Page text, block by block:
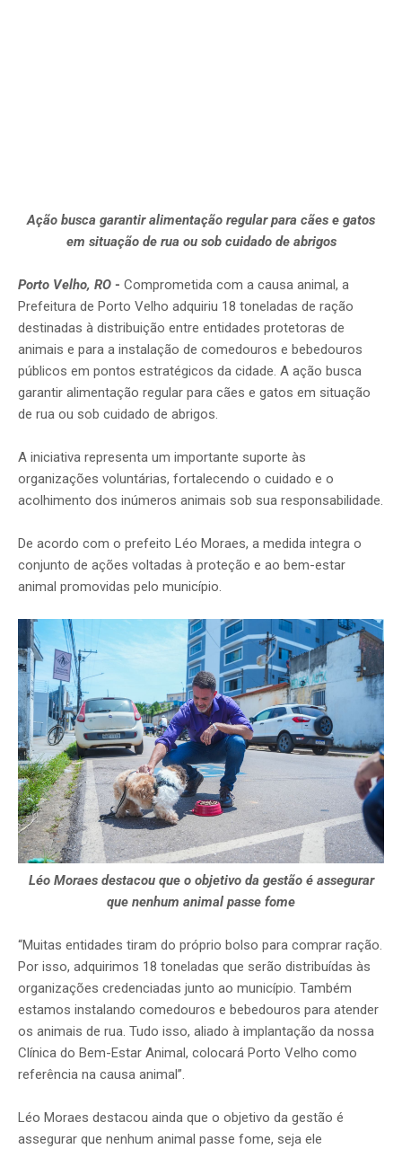
Ação busca garantir alimentação regular para cães e gatos
em situação de rua ou sob cuidado de abrigos
Porto Velho, RO - Comprometida com a causa animal, a
Prefeitura de Porto Velho adquiriu 18 toneladas de ração
destinadas à distribuição entre entidades protetoras de
animais e para a instalação de comedouros e bebedouros
públicos em pontos estratégicos da cidade. A ação busca
garantir alimentação regular para cães e gatos em situação
de rua ou sob cuidado de abrigos.
A iniciativa representa um importante suporte às
organizações voluntárias, fortalecendo o cuidado e o
acolhimento dos inúmeros animais sob sua responsabilidade.
De acordo com o prefeito Léo Moraes, a medida integra o
conjunto de ações voltadas à proteção e ao bem-estar
animal promovidas pelo município.
Léo Moraes destacou que o objetivo da gestão é assegurar
que nenhum animal passe fome
“Muitas entidades tiram do próprio bolso para comprar ração.
Por isso, adquirimos 18 toneladas que serão distribuídas às
organizações credenciadas junto ao município. Também
estamos instalando comedouros e bebedouros para atender
os animais de rua. Tudo isso, aliado à implantação da nossa
Clínica do Bem-Estar Animal, colocará Porto Velho como
referência na causa animal”.
Léo Moraes destacou ainda que o objetivo da gestão é
assegurar que nenhum animal passe fome, seja ele